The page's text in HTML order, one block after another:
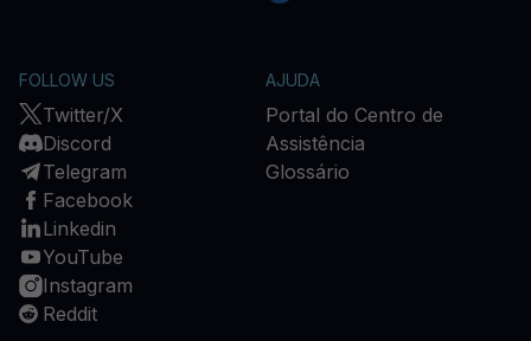
FOLLOW US
Twitter/X
Discord
Telegram
Facebook
Linkedin
YouTube
Instagram
Reddit
AJUDA
Portal do Centro de
Assistência
Glossário